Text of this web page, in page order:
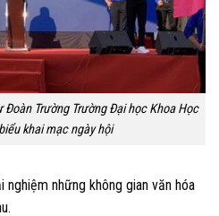
Trường Trường Đại học Khoa Học
khai mạc ngày hội
những không gian văn hóa